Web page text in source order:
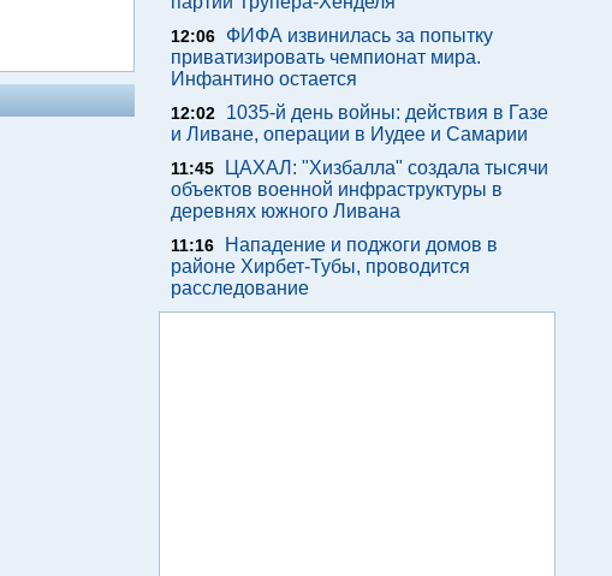
12:06
ФИФА извинилась за попытку
приватизировать чемпионат мира.
Инфантино остается
12:02
1035-й день войны: действия в Газе
и Ливане, операции в Иудее и Самарии
11:45
ЦАХАЛ: "Хизбалла" создала тысячи
объектов военной инфраструктуры в
деревнях южного Ливана
11:16
Нападение и поджоги домов в
районе Хирбет-Тубы, проводится
расследование